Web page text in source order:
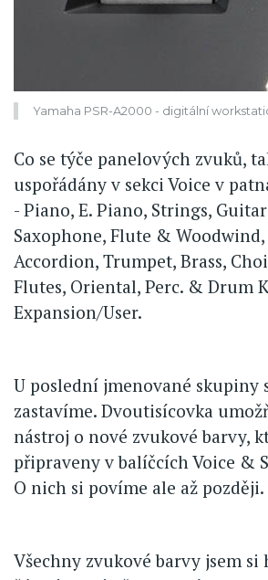
Yamaha PSR-A2000 - digitální
Co se týče panelových zvuků,
uspořádány v sekci Voice v
- Piano, E. Piano, Strings,
Saxophone, Flute &
Accordion, Trumpet, Brass,
Flutes, Oriental, Perc. & Drum
Expansion/User.
U poslední jmenované skupiny
zastavíme. Dvoutisícovka
nástroj o nové zvukové barvy,
připraveny v balíčcích Voice &
O nich si povíme ale až později.
Všechny zvukové barvy jsem si